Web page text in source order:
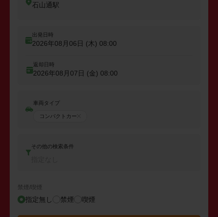
石山通駅
出発日時
2026年08月06日 (木) 08:00
返却日時
2026年08月07日 (金) 08:00
車両タイプ
コンパクトカー
その他の検索条件
禁煙/喫煙
指定無し 禁煙 喫煙